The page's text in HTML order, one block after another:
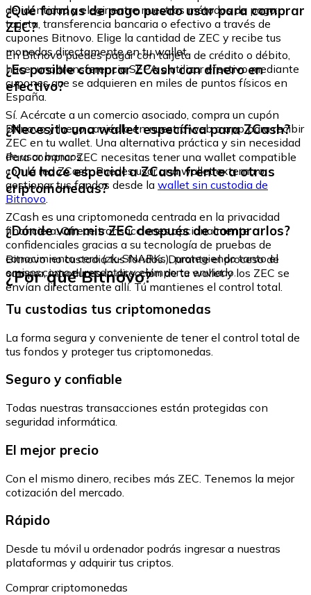
de identidad y elegir entre nuestros métodos de pago:
tarjeta, transferencia bancaria o efectivo a través de
cupones Bitnovo. Elige la cantidad de ZEC y recibe tus
monedas directamente en tu wallet.
¿Qué formas de pago puedo usar para comprar
ZEC?
En Bitnovo puedes pagar con tarjeta de crédito o débito,
hacer una transferencia SEPA o utilizar efectivo mediante
cupones que se adquieren en miles de puntos físicos en
España.
¿Es posible comprar ZCash con dinero en
efectivo?
Sí. Acércate a un comercio asociado, compra un cupón
Bitnovo y luego canjéalo en nuestra web o app para recibir
ZEC en tu wallet. Una alternativa práctica y sin necesidad
de usar bancos.
¿Necesito una wallet específica para ZCash?
Para comprar ZEC necesitas tener una wallet compatible
con la red ZCash. Puedes usar una wallet externa o
gestionar tus fondos desde la wallet sin custodia de
Bitnovo.
¿Qué hace especial a ZCash frente a otras
criptomonedas?
ZCash es una criptomoneda centrada en la privacidad
financiera. Ofrece transacciones opcionalmente
confidenciales gracias a su tecnología de pruebas de
conocimiento cero (zk-SNARKs), protegiendo tanto el
emisor como el receptor y el importe enviado.
¿Dónde van mis ZEC después de comprarlos?
Bitnovo no custodia tus fondos. Durante el proceso de
compra, introduces la dirección de tu wallet y los ZEC se
envían directamente allí. Tú mantienes el control total.
¿Por qué Bitnovo?
Tu custodias tus criptomonedas
La forma segura y conveniente de tener el control total de
tus fondos y proteger tus criptomonedas.
Seguro y confiable
Todas nuestras transacciones están protegidas con
seguridad informática.
El mejor precio
Con el mismo dinero, recibes más ZEC. Tenemos la mejor
cotización del mercado.
Rápido
Desde tu móvil u ordenador podrás ingresar a nuestras
plataformas y adquirir tus criptos.
Comprar criptomonedas